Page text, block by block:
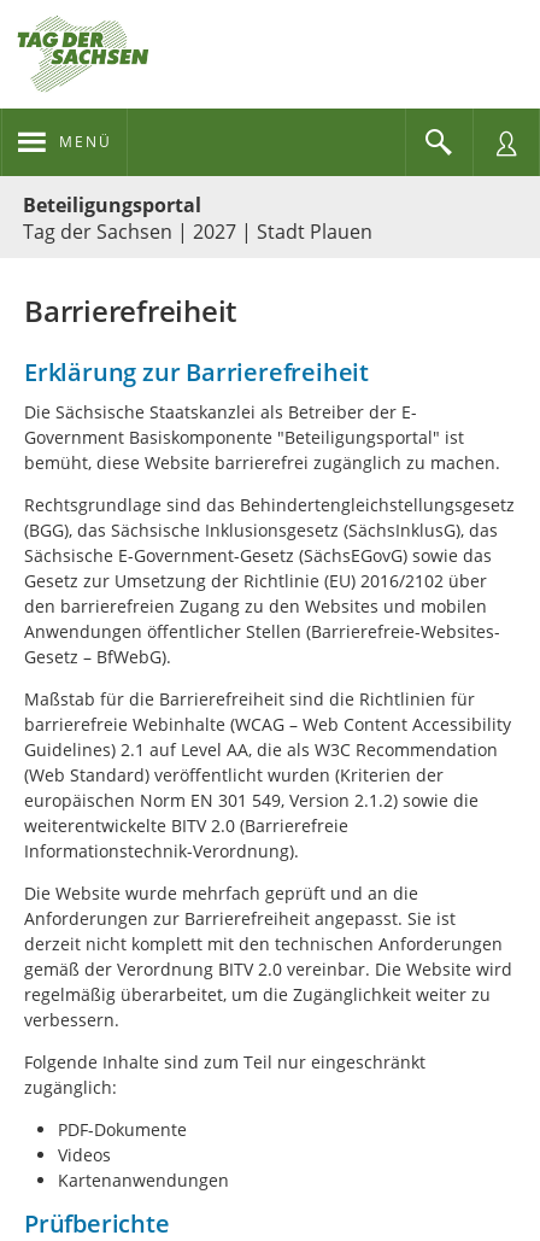
MENÜ
Beteiligungsportal
Tag der Sachsen | 2027 | Stadt Plauen
Barrierefreiheit
Erklärung zur Barrierefreiheit
Die Sächsische Staatskanzlei als Betreiber der E-
Government Basiskomponente "Beteiligungsportal" ist
bemüht, diese Website barrierefrei zugänglich zu machen.
Rechtsgrundlage sind das Behindertengleichstellungsgesetz
(BGG), das Sächsische Inklusionsgesetz (SächsInklusG), das
Sächsische E-Government-Gesetz (SächsEGovG) sowie das
Gesetz zur Umsetzung der Richtlinie (EU) 2016/2102 über
den barrierefreien Zugang zu den Websites und mobilen
Anwendungen öffentlicher Stellen (Barrierefreie-Websites-
Gesetz – BfWebG).
Maßstab für die Barrierefreiheit sind die Richtlinien für
barrierefreie Webinhalte (WCAG – Web Content Accessibility
Guidelines) 2.1 auf Level AA, die als W3C Recommendation
(Web Standard) veröffentlicht wurden (Kriterien der
europäischen Norm EN 301 549, Version 2.1.2) sowie die
weiterentwickelte BITV 2.0 (Barrierefreie
Informationstechnik-Verordnung).
Die Website wurde mehrfach geprüft und an die
Anforderungen zur Barrierefreiheit angepasst. Sie ist
derzeit nicht komplett mit den technischen Anforderungen
gemäß der Verordnung BITV 2.0 vereinbar. Die Website wird
regelmäßig überarbeitet, um die Zugänglichkeit weiter zu
verbessern.
Folgende Inhalte sind zum Teil nur eingeschränkt
zugänglich:
PDF-Dokumente
Videos
Kartenanwendungen
Prüfberichte